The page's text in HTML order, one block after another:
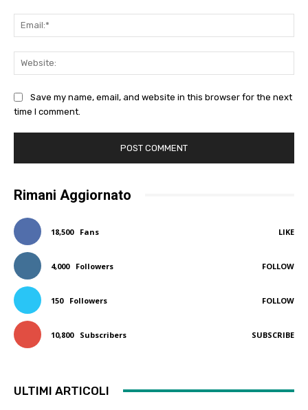
Save my name, email, and website in this browser for the next
time I comment.
Rimani Aggiornato
18,500 Fans LIKE
4,000 Followers FOLLOW
150 Followers FOLLOW
10,800 Subscribers SUBSCRIBE
ULTIMI ARTICOLI